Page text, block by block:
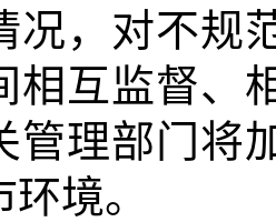
况，对不规
相互监督、
管理部门将
境。